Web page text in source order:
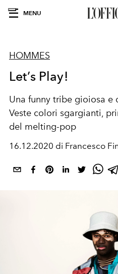
MENU
HOMMES
Let’s Play!
Una funny tribe gioiosa e
Veste colori sgargianti,
del melting-pop
16.12.2020 di Francesco